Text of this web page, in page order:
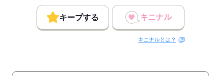
キープする キニナル
キニナルとは？